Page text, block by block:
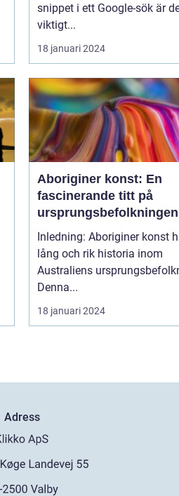
snippet i ett Google-sök är
viktigt...
18 januari 2024
Aboriginer konst: En
fascinerande titt på
unika konstform
Inledning: Aboriginer konst
lång och rik historia inom
Australiens
Denna...
18 januari 2024
Adress